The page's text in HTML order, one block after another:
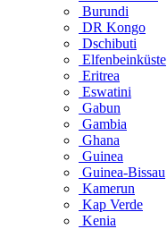
Burundi
DR Kongo
Dschibuti
Elfenbeinküste
Eritrea
Eswatini
Gabun
Gambia
Ghana
Guinea
Guinea-Bissau
Kamerun
Kap Verde
Kenia